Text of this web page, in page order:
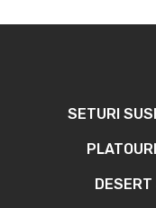
SETURI